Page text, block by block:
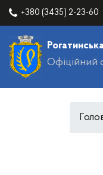
+380 (3435) 2-23-60
Офіційний